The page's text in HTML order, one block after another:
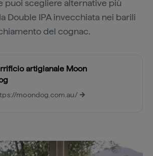
puoi scegliere alternative più
Double IPA invecchiata nei barili
del cognac.
artigianale Moon
moondog.com.au/